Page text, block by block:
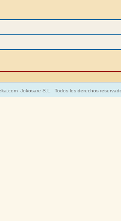
Jokosare S.L. Todos los derechos